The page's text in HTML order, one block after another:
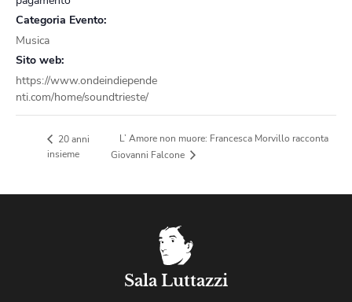
Categoria Evento:
Musica
Sito web:
https://www.ondeindiepende
nti.com/home/soundtrieste/
20 anni
insieme
L’ Amore non muore: Francesca Morvillo racconta
Giovanni Falcone
Sala Luttazzi